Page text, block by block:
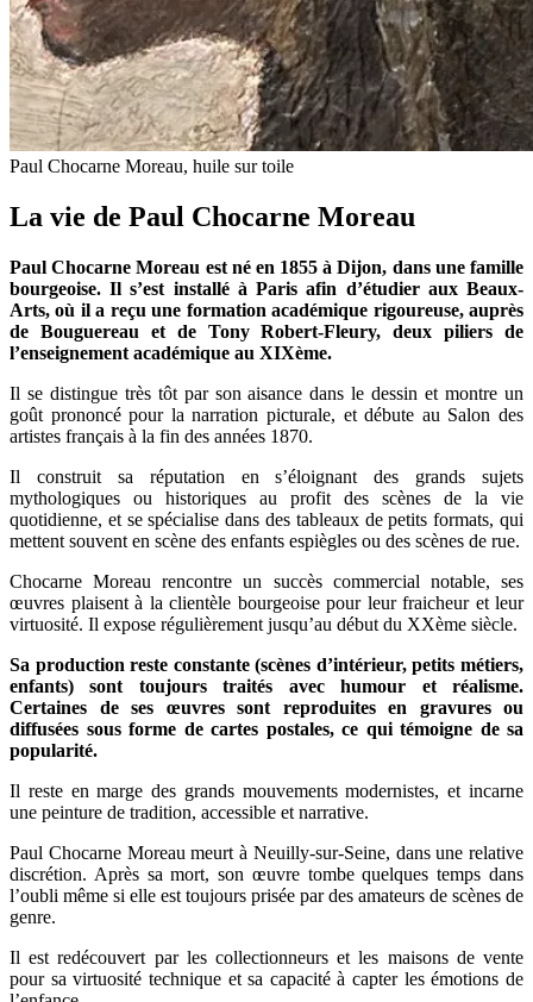
Paul Chocarne Moreau, huile sur toile
La vie de Paul Chocarne Moreau
Paul Chocarne Moreau est né en 1855 à Dijon, dans une famille
bourgeoise. Il s’est installé à Paris afin d’étudier aux Beaux-
Arts, où il a reçu une formation académique rigoureuse, auprès
de Bouguereau et de Tony Robert-Fleury, deux piliers de
l’enseignement académique au XIXème.
Il se distingue très tôt par son aisance dans le dessin et montre un
goût prononcé pour la narration picturale, et débute au Salon des
artistes français à la fin des années 1870.
Il construit sa réputation en s’éloignant des grands sujets
mythologiques ou historiques au profit des scènes de la vie
quotidienne, et se spécialise dans des tableaux de petits formats, qui
mettent souvent en scène des enfants espiègles ou des scènes de rue.
Chocarne Moreau rencontre un succès commercial notable, ses
œuvres plaisent à la clientèle bourgeoise pour leur fraicheur et leur
virtuosité. Il expose régulièrement jusqu’au début du XXème siècle.
Sa production reste constante (scènes d’intérieur, petits métiers,
enfants) sont toujours traités avec humour et réalisme.
Certaines de ses œuvres sont reproduites en gravures ou
diffusées sous forme de cartes postales, ce qui témoigne de sa
popularité.
Il reste en marge des grands mouvements modernistes, et incarne
une peinture de tradition, accessible et narrative.
Paul Chocarne Moreau meurt à Neuilly-sur-Seine, dans une relative
discrétion. Après sa mort, son œuvre tombe quelques temps dans
l’oubli même si elle est toujours prisée par des amateurs de scènes de
genre.
Il est redécouvert par les collectionneurs et les maisons de vente
pour sa virtuosité technique et sa capacité à capter les émotions de